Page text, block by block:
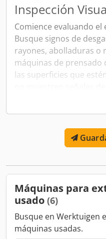
Inspección
Comience evaluando
Busque signos de
rayones, abolladuras o
máquinas de prensado
las superficies que
Prueba de
Es crucial probar la
Verifique que todos
Preste especial
corte, ya que estos
para garantizar la
Verificación de
Componentes
Máquinas para
usado (6)
Busque en Werktuigen
máquinas usadas.